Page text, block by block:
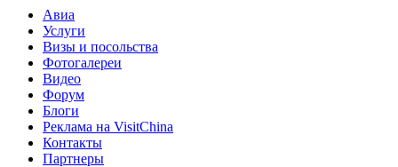
Авиа
Услуги
Визы и посольства
Фотогалереи
Видео
Форум
Блоги
Реклама на VisitChina
Контакты
Партнеры